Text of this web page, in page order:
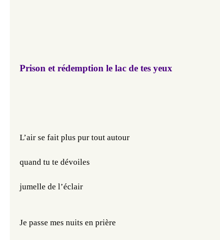
Prison et rédemption le lac de tes yeux
L’air se fait plus pur tout autour
quand tu te dévoiles
jumelle de l’éclair
Je passe mes nuits en prière